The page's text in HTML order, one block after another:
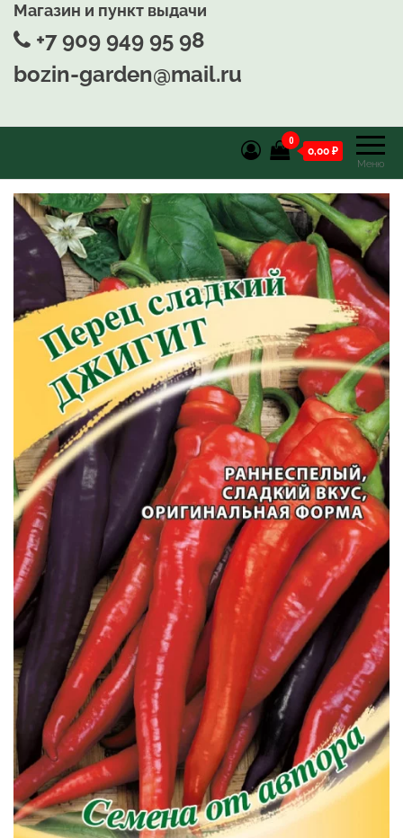
Магазин и пункт выдачи
+7 909 949 95 98
bozin-garden@mail.ru
Меню
0
0,00 ₽